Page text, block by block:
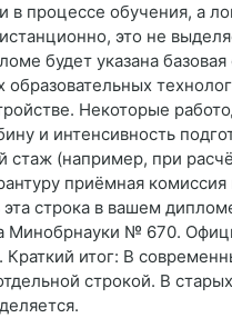
процессе обучения, а
это не
будет указана
Некоторые
и интенсивность
стаж (например, при
приёмная комиссия
строка в вашем
Минобрнауки № 670.
Краткий итог: В
строкой. В